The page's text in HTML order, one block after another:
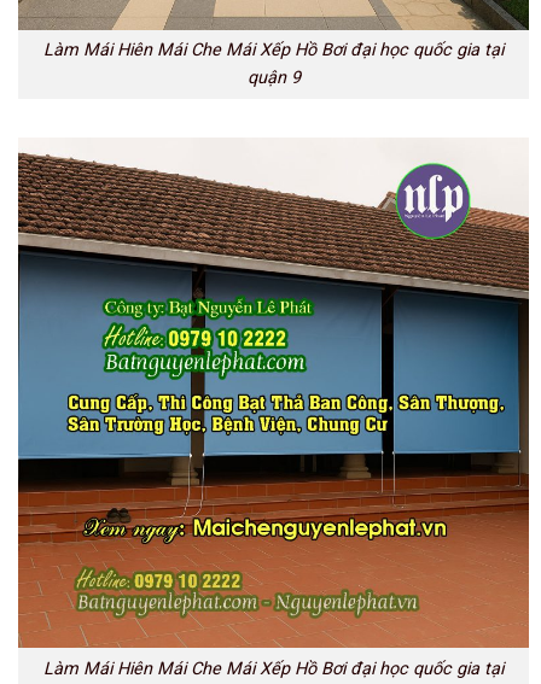
Làm Mái Hiên Mái Che Mái Xếp Hồ Bơi đại học quốc gia tại
quận 9
Làm Mái Hiên Mái Che Mái Xếp Hồ Bơi đại học quốc gia tại